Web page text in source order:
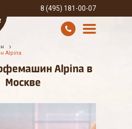
8 (495) 181-00-07
Alpina
Alpina в
Москве